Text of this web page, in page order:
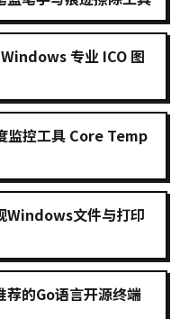
专业 ICO 图
监控工具 Core Temp
Windows文件与打印
荐的Go语言开源终端